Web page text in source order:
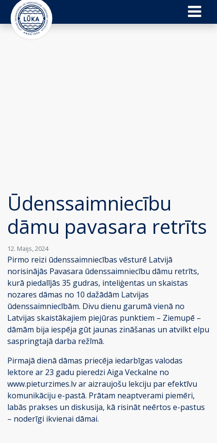
Ūdenssaimniecību
dāmu pavasara retrīts
12. Maijs, 2024
Pirmo reizi ūdenssaimniecības vēsturē Latvijā
norisinājās Pavasara ūdenssaimniecību dāmu retrīts,
kurā piedalījās 35 gudras, inteliģentas un skaistas
nozares dāmas no 10 dažādām Latvijas
ūdenssaimniecībām. Divu dienu garumā vienā no
Latvijas skaistākajiem piejūras punktiem – Ziemupē –
dāmām bija iespēja gūt jaunas zināšanas un atvilkt elpu
saspringtajā darba režīmā.
Pirmajā dienā dāmas priecēja iedarbīgas valodas
lektore ar 23 gadu pieredzi Aiga Veckalne no
www.pieturzimes.lv ar aizraujošu lekciju par efektīvu
komunikāciju e-pastā. Prātam neaptverami piemēri,
labās prakses un diskusija, kā risināt neērtos e-pastus
– noderīgi ikvienai dāmai.